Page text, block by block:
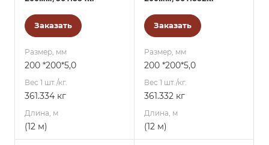
Заказать
Размер, мм
200 *200*5,0
Вес 1 шт./кг.
361.334 кг
Длина, м
(12 м)
Заказать
Размер, мм
200 *200*5,0
Вес 1 шт./кг.
361.332 кг
Длина, м
(12 м)